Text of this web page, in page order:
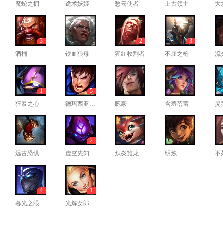
魔蛇之拥
诡术妖姬
愁云使者
上古领主
大
酒桶
3
铁血狼母
猩红收割者
2
不屈之枪
3
流
狂暴之心
1
德玛西亚之力
5
腕豪
含羞蓓蕾 灵
远古恐惧 虚空先知
2
炽炎雏龙
明烛 不
暮光之眼
4
光辉女郎
1